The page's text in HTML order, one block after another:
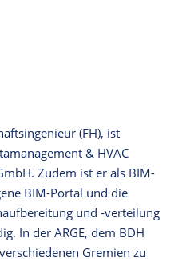
(FH), ist
& HVAC
Zudem ist er als BIM-
BIM-Portal und die
und -verteilung
In der ARGE, dem BDH
Gremien zu